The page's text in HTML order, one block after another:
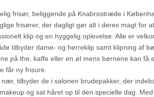
frisør, beliggende på Knabrostræde i
frisører, der dagligt gør alt i deres magt for
klip og en hyggelig oplevelse. Alle er
tilbyder dame- og herreklip samt klipning af
på the, kaffe eller en øl mens børnene kan få
får ny frisure.
nær, tilbyder de i salonen brudepakker, der
og sat håret op til den specielle dag.